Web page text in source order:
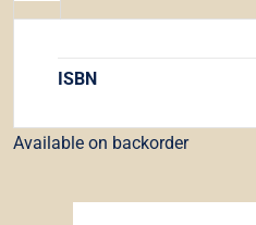
ISBN
Available on backorder